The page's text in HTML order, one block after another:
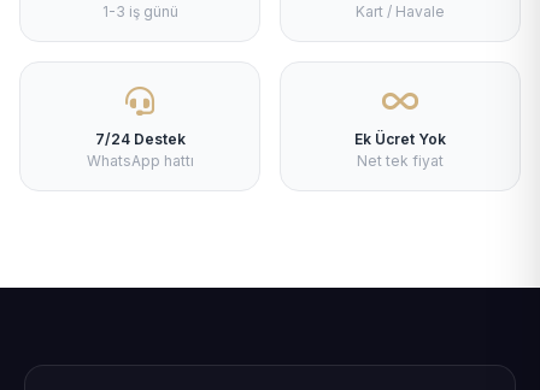
1-3 iş günü
Kart / Havale
7/24 Destek
WhatsApp hattı
Ek Ücret Yok
Net tek fiyat